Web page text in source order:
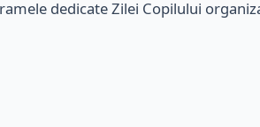
dedicate Zilei Copilului